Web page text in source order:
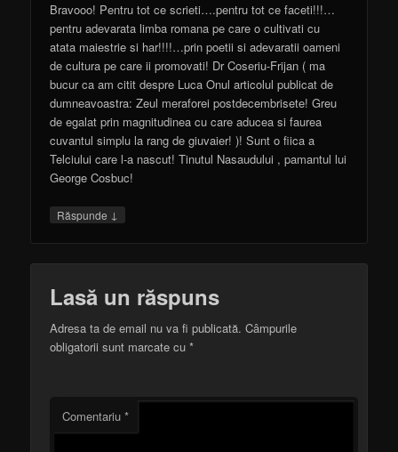
Bravooo! Pentru tot ce scrieti….pentru tot ce faceti!!!…
pentru adevarata limba romana pe care o cultivati cu
atata maiestrie si har!!!!…prin poetii si adevaratii oameni
de cultura pe care ii promovati! Dr Coseriu-Frijan ( ma
bucur ca am citit despre Luca Onul articolul publicat de
dumneavoastra: Zeul meraforei postdecembrisete! Greu
de egalat prin magnitudinea cu care aducea si faurea
cuvantul simplu la rang de giuvaier! )! Sunt o fiica a
Telciului care l-a nascut! Tinutul Nasaudului , pamantul lui
George Cosbuc!
Răspunde ↓
Lasă un răspuns
Adresa ta de email nu va fi publicată. Câmpurile
obligatorii sunt marcate cu*
Comentariu*